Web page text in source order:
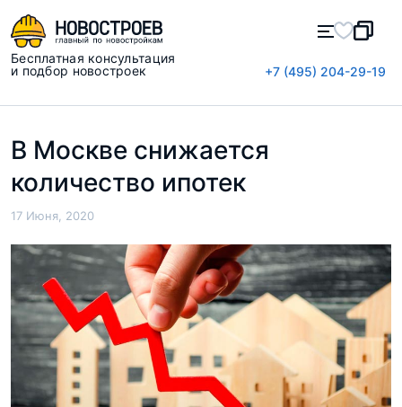
Бесплатная консультация
и подбор новостроек
+7 (495) 204-29-19
В Москве снижается
количество ипотек
17 Июня, 2020